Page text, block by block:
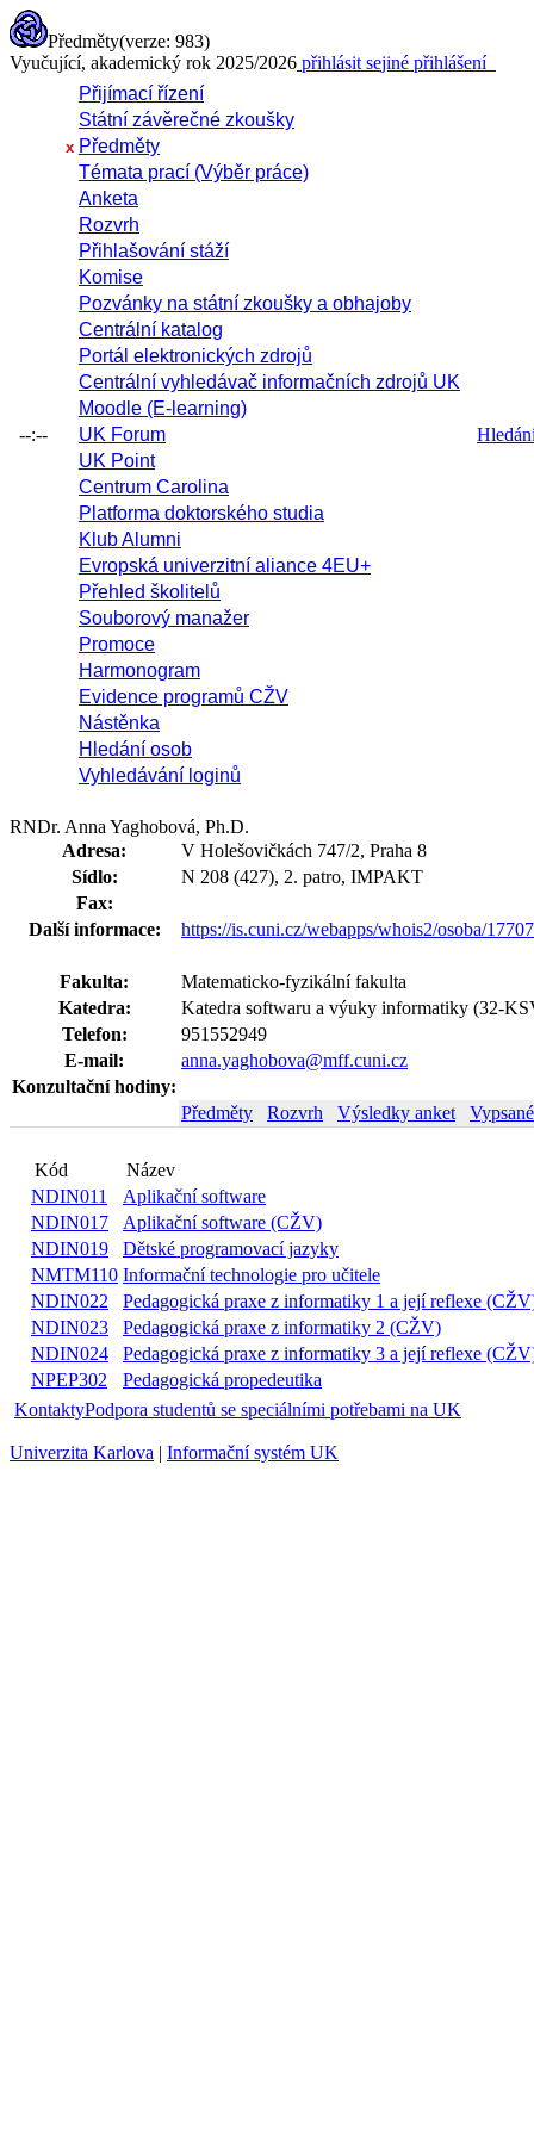
Předměty(verze: 983)
Vyučující, akademický rok 2025/2026 přihlásit sejiné přihlášení
--:--
Přijímací řízení
Státní závěrečné zkoušky
x Předměty
Témata prací (Výběr práce)
Anketa
Rozvrh
Přihlašování stáží
Komise
Pozvánky na státní zkoušky a obhajoby
Centrální katalog
Portál elektronických zdrojů
Centrální vyhledávač informačních zdrojů UK
Moodle (E-learning)
UK Forum
UK Point
Centrum Carolina
Platforma doktorského studia
Klub Alumni
Evropská univerzitní aliance 4EU+
Přehled školitelů
Souborový manažer
Promoce
Harmonogram
Evidence programů CŽV
Nástěnka
Hledání osob
Vyhledávání loginů
RNDr. Anna Yaghobová, Ph.D.
Adresa:
V Holešovičkách 747/2, Praha 8
Sídlo:
N 208 (427), 2. patro, IMPAKT
Fax:
Další informace:
https://is.cuni.cz/webapps/whois2/osoba/
Fakulta:
Matematicko-fyzikální fakulta
Katedra:
Katedra softwaru a výuky informatiky (32-
Telefon:
951552949
E-mail:
anna.yaghobova@mff.cuni.cz
Konzultační hodiny:
Předměty
Rozvrh Výsledky anket
Kód
Název
NDIN011
Aplikační software
NDIN017
Aplikační software (CŽV)
NDIN019
Dětské programovací jazyky
NMTM110 Informační technologie pro učitele
NDIN022
Pedagogická praxe z informatiky 1 a její reflexe
NDIN023
Pedagogická praxe z informatiky 2 (CŽV)
NDIN024
Pedagogická praxe z informatiky 3 a její reflexe
NPEP302
Pedagogická propedeutika
KontaktyPodpora studentů se speciálními potřebami na UK
Univerzita Karlova | Informační systém UK